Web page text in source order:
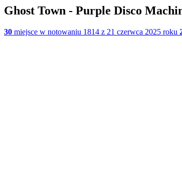
Ghost Town - Purple Disco
30 miejsce w notowaniu 1814 z 21 czerwca 2025 roku